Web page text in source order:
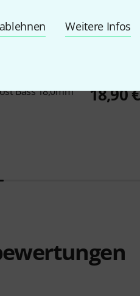
Weitere Infos
Bass 18,0mm 18,90 €